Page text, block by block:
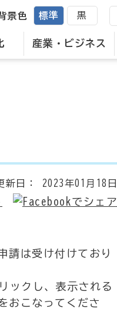
産業・ビジネス
景色 標準 黒
新日： 2023年01月18日
請は受け付けており
ックし、表示される
おこなってくださ